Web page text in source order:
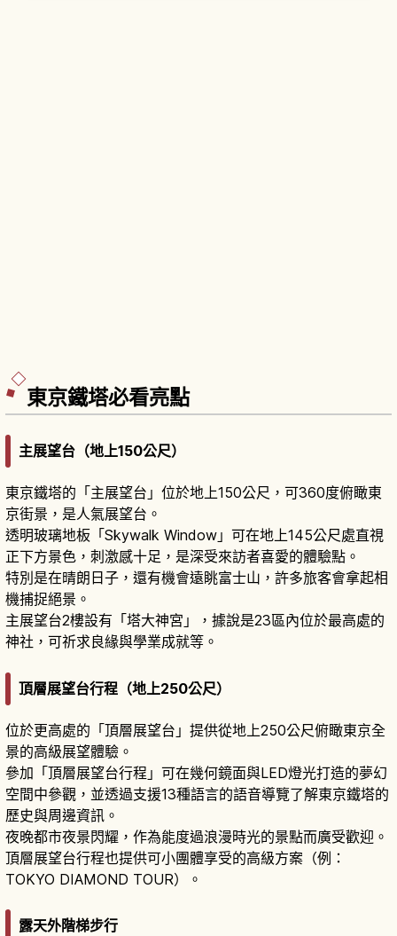
東京鐵塔必看亮點
主展望台（地上150公尺）
東京鐵塔的「主展望台」位於地上150公尺，可360度俯瞰東
京街景，是人氣展望台。
透明玻璃地板「Skywalk Window」可在地上145公尺處直視
正下方景色，刺激感十足，是深受來訪者喜愛的體驗點。
特別是在晴朗日子，還有機會遠眺富士山，許多旅客會拿起相
機捕捉絕景。
主展望台2樓設有「塔大神宮」，據說是23區內位於最高處的
神社，可祈求良緣與學業成就等。
頂層展望台行程（地上250公尺）
位於更高處的「頂層展望台」提供從地上250公尺俯瞰東京全
景的高級展望體驗。
參加「頂層展望台行程」可在幾何鏡面與LED燈光打造的夢幻
空間中參觀，並透過支援13種語言的語音導覽了解東京鐵塔的
歷史與周邊資訊。
夜晚都市夜景閃耀，作為能度過浪漫時光的景點而廣受歡迎。
頂層展望台行程也提供可小團體享受的高級方案（例：
TOKYO DIAMOND TOUR）。
露天外階梯步行